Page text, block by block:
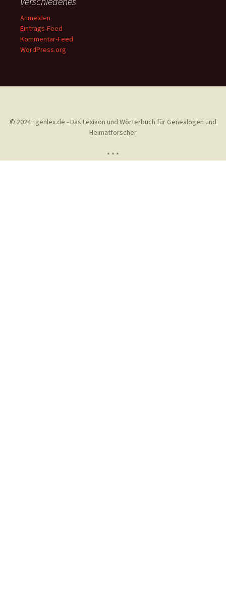
Anmelden
Eintrags-Feed
Kommentar-Feed
WordPress.org
© 2024 · genlex.de - Das Lexikon und Wörterbuch für Genealogen und
Heimatforscher
* * *